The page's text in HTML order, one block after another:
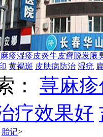
疹湿疹皮炎牛皮癣脱发腋
黄褐斑 皮肤病防治 湿疣
： 荨麻
疗效果好
胎记>